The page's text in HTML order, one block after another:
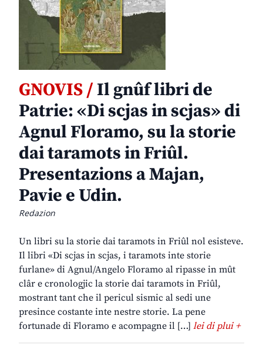
GNOVIS /Il gnûf libri de
Patrie: «Di scjas in scjas» di
Agnul Floramo, su la storie
dai taramots in Friûl.
Presentazions a Majan,
Pavie e Udin.
Redazion
Un libri su la storie dai taramots in Friûl nol esisteve.
Il libri «Di scjas in scjas, i taramots inte storie
furlane» di Agnul/Angelo Floramo al ripasse in mût
clâr e cronologjic la storie dai taramots in Friûl,
mostrant tant che il pericul sismic al sedi une
presince costante inte nestre storie. La pene
fortunade di Floramo e acompagne il […] lei di plui +